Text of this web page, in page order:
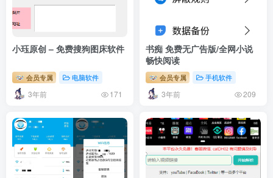
小珏原创 – 免费搜狗图床软件
会员专属 电脑软件
3年前 171
书痴 免费无广告版/全网小说
畅快阅读
会员专属 手机软件
3年前 209